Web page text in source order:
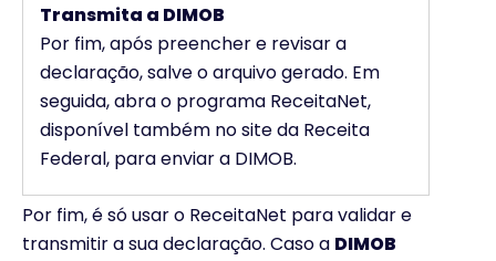
Transmita a DIMOB
Por fim, após preencher e revisar a
declaração, salve o arquivo gerado. Em
seguida, abra o programa ReceitaNet,
disponível também no site da Receita
Federal, para enviar a DIMOB.
Por fim, é só usar o ReceitaNet para validar e
transmitir a sua declaração. Caso a DIMOB